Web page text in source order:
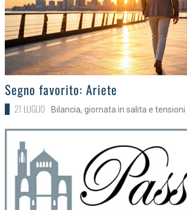
>
Segno favorito: Ariete
21 LUGLIO Bilancia, giornata in salita e